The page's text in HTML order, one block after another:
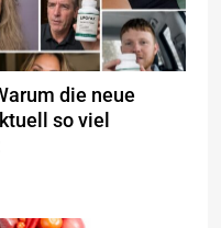
die neue
so viel